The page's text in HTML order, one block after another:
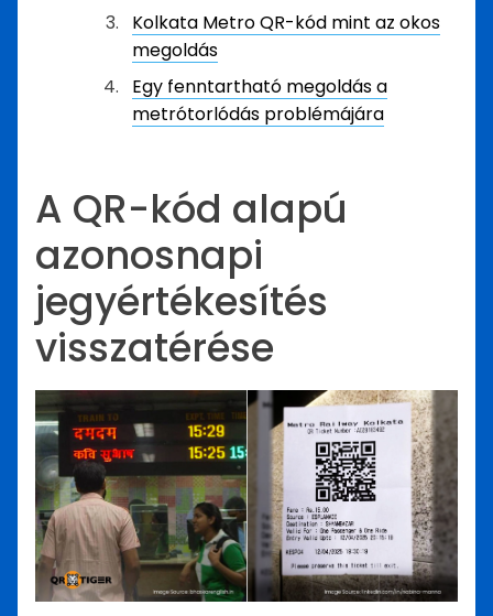
Kolkata Metro QR-kód mint az okos
megoldás
Egy fenntartható megoldás a
metrótorlódás problémájára
A QR-kód alapú
azonosnapi
jegyértékesítés
visszatérése